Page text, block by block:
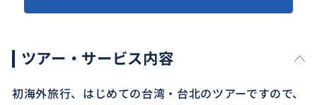
ツアー・サービス内容
初海外旅行、はじめての台湾・台北のツアーですので、